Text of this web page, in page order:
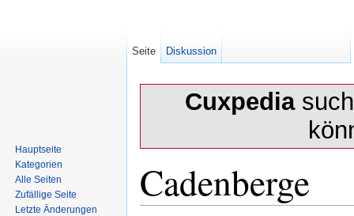
Cuxpedia
Cadenberge
Seite Diskussion
Hauptseite
Kategorien
Alle Seiten
Zufällige Seite
Letzte Änderungen